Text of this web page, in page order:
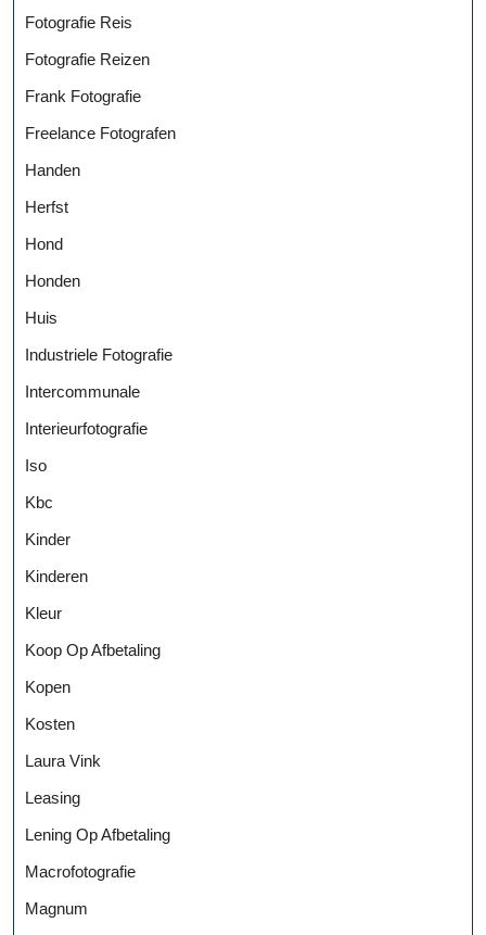
Fotografie Reis
Fotografie Reizen
Frank Fotografie
Freelance Fotografen
Handen
Herfst
Hond
Honden
Huis
Industriele Fotografie
Intercommunale
Interieurfotografie
Iso
Kbc
Kinder
Kinderen
Kleur
Koop Op Afbetaling
Kopen
Kosten
Laura Vink
Leasing
Lening Op Afbetaling
Macrofotografie
Magnum